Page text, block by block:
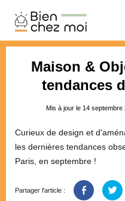
Bien
Chez
Moi
Maison &
tendances
Mis à jour le 14 septembre
Curieux de design et
les dernières tendances
Paris, en septembre !
Partager l'article :